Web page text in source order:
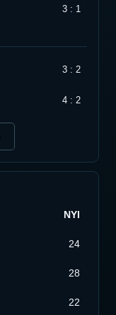
3 : 1
3 : 2
4 : 2
NYI
24
28
22